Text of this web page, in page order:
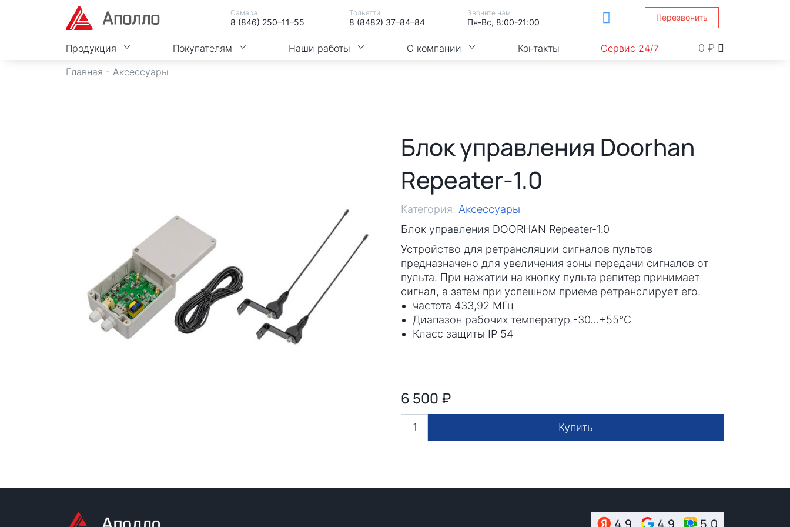
Самара
8 (846) 250–11–55
Тольятти
8 (8482) 37–84–84
Звоните нам
Пн-Вс, 8:00-21:00 Перезвонить
Продукция Покупателям Наши работы О компании Контакты Сервис 24/7 0 ₽
Главная - Аксессуары
Блок управления Doorhan
Repeater-1.0
Категория: Аксессуары
Блок управления DOORHAN Repeater-1.0
Устройство для ретрансляции сигналов пультов
предназначено для увеличения зоны передачи сигналов от
пульта. При нажатии на кнопку пульта репитер принимает
сигнал, а затем при успешном приеме ретранслирует его.
частота 433,92 МГц
Диапазон рабочих температур -30…+55°С
Класс защиты IP 54
6 500 ₽
Купить